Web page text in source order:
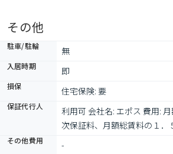
その他
駐車/駐輪 無
入居時期 即
損保 住宅保険: 要
保証代行人
利用可 会社名: エポス 費用:
次保証料、月額総賃料の１．
その他費用 -